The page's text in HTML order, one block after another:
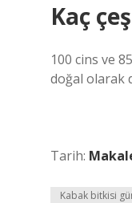
Kaç
100 cins ve
doğal olarak
Tarih:
Kabak bitkisi